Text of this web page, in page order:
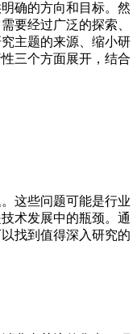
确的方向和目标。然
要经过广泛的探索、
主题的来源、缩小研
三个方面展开，结合
这些问题可能是行业
术发展中的瓶颈。通
找到值得深入研究的